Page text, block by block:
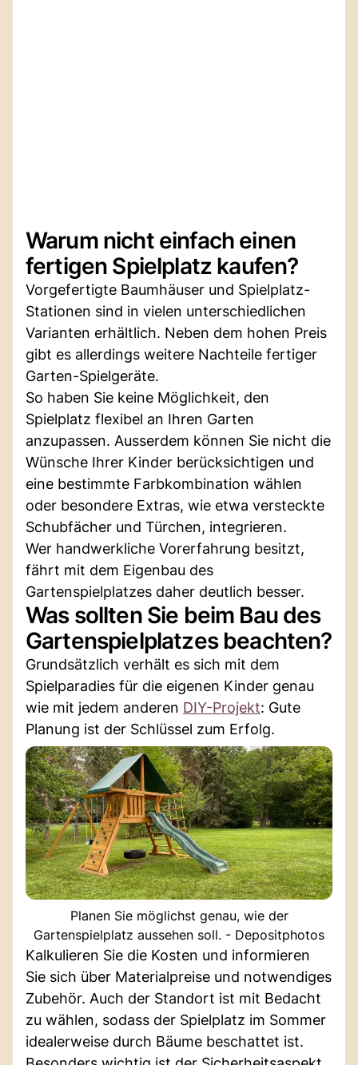
Warum nicht einfach einen
fertigen Spielplatz kaufen?
Vorgefertigte Baumhäuser und Spielplatz-
Stationen sind in vielen unterschiedlichen
Varianten erhältlich. Neben dem hohen Preis
gibt es allerdings weitere Nachteile fertiger
Garten-Spielgeräte.
So haben Sie keine Möglichkeit, den
Spielplatz flexibel an Ihren Garten
anzupassen. Ausserdem können Sie nicht die
Wünsche Ihrer Kinder berücksichtigen und
eine bestimmte Farbkombination wählen
oder besondere Extras, wie etwa versteckte
Schubfächer und Türchen, integrieren.
Wer handwerkliche Vorerfahrung besitzt,
fährt mit dem Eigenbau des
Gartenspielplatzes daher deutlich besser.
Was sollten Sie beim Bau des
Gartenspielplatzes beachten?
Grundsätzlich verhält es sich mit dem
Spielparadies für die eigenen Kinder genau
wie mit jedem anderen DIY-Projekt: Gute
Planung ist der Schlüssel zum Erfolg.
Planen Sie möglichst genau, wie der
Gartenspielplatz aussehen soll. - Depositphotos
Kalkulieren Sie die Kosten und informieren
Sie sich über Materialpreise und notwendiges
Zubehör. Auch der Standort ist mit Bedacht
zu wählen, sodass der Spielplatz im Sommer
idealerweise durch Bäume beschattet ist.